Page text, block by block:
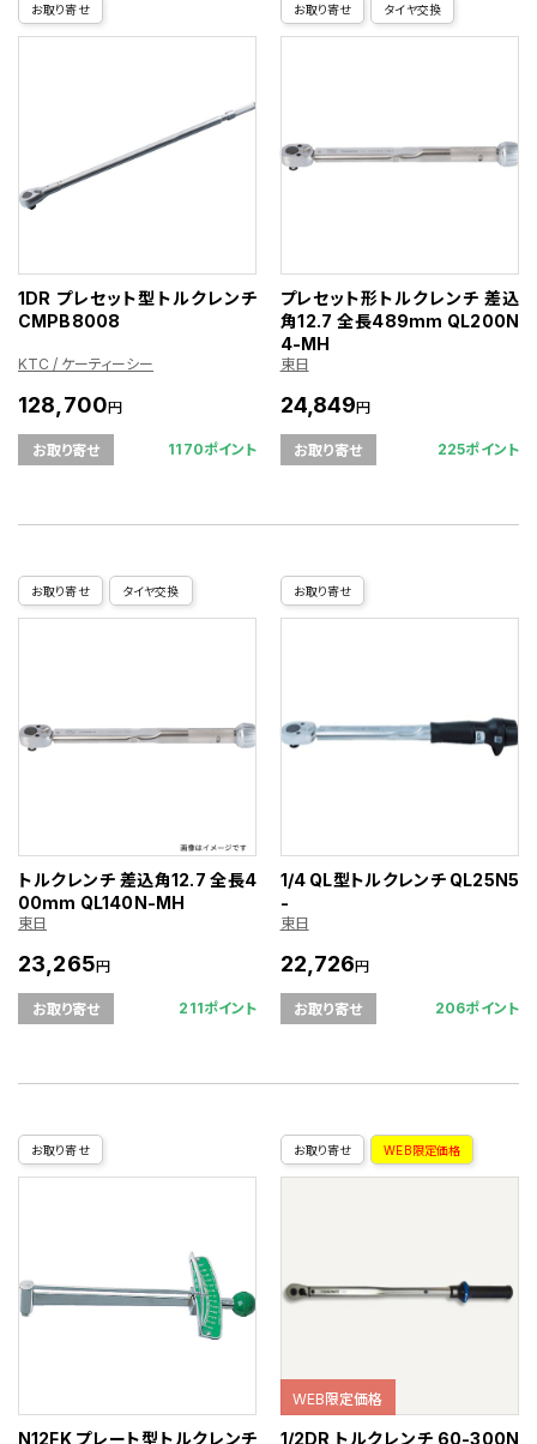
お取り寄せ
1DR プレセット型トルクレンチ
CMPB8008
KTC / ケーティーシー
128,700円
お取り寄せ 1170ポイント
お取り寄せ タイヤ交換
プレセット形トルクレンチ 差込
角12.7 全長489mm QL200N
4-MH
東日
24,849円
お取り寄せ 225ポイント
お取り寄せ タイヤ交換
トルクレンチ 差込角12.7 全長4
00mm QL140N-MH
東日
23,265円
お取り寄せ 211ポイント
お取り寄せ
1/4 QL型トルクレンチ QL25N5
-
東日
22,726円
お取り寄せ 206ポイント
お取り寄せ
N12FK プレート型トルクレンチ
お取り寄せ WEB限定価格
WEB限定価格
1/2DR トルクレンチ 60-300N